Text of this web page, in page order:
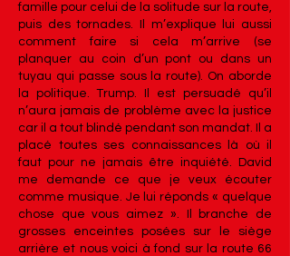
famille pour celui de la solitude sur la route,
puis des tornades. Il m’explique lui aussi
comment faire si cela m’arrive (se
planquer au coin d’un pont ou dans un
tuyau qui passe sous la route). On aborde
la politique. Trump. Il est persuadé qu’il
n’aura jamais de problème avec la justice
car il a tout blindé pendant son mandat. Il a
placé toutes ses connaissances là où il
faut pour ne jamais être inquiété. David
me demande ce que je veux écouter
comme musique. Je lui réponds « quelque
chose que vous aimez ». Il branche de
grosses enceintes posées sur le siège
arrière et nous voici à fond sur la route 66